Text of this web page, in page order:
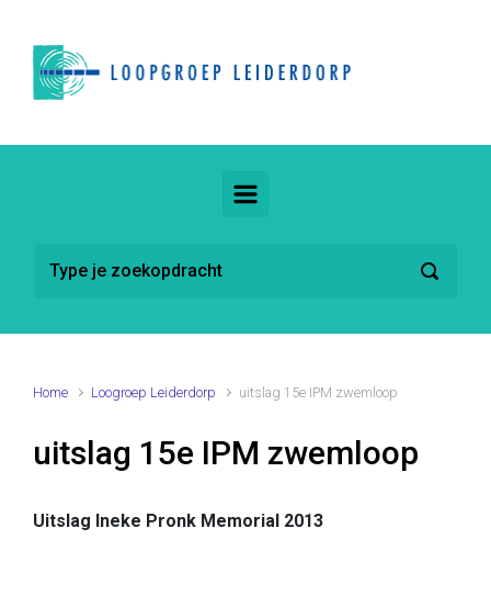
Home Loogroep Leiderdorp uitslag 15e IPM zwemloop
uitslag 15e IPM zwemloop
Uitslag Ineke Pronk Memorial 2013